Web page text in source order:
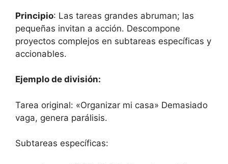
Principio: Las tareas grandes abruman; las
pequeñas invitan a acción. Descompone
proyectos complejos en subtareas específicas y
accionables.
Ejemplo de división:
Tarea original: «Organizar mi casa» Demasiado
vaga, genera parálisis.
Subtareas específicas: